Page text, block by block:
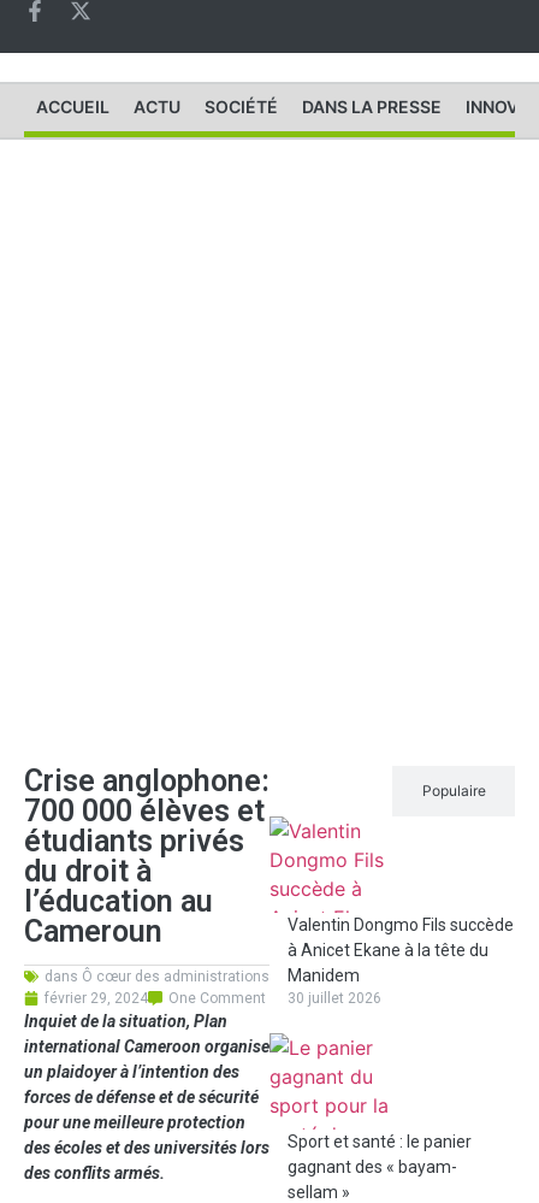
ACCUEIL ACTU SOCIÉTÉ DANS LA PRESSE
Crise anglophone:
700 000 élèves et
étudiants privés
du droit à
l’éducation au
Cameroun
dans Ô cœur des administrations
février 29, 2024
One Comment
Inquiet de la situation, Plan
international Cameroon organise
un plaidoyer à l’intention des
forces de défense et de sécurité
pour une meilleure protection
des écoles et des universités lors
des conflits armés.
Populaire
Valentin Dongmo Fils succède
à Anicet Ekane à la tête du
Manidem
30 juillet 2026
Sport et santé : le panier
gagnant des « bayam-
sellam »